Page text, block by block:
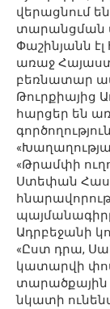
վերացնում
տարանցման
Փաշինյանն
առաջ
բեռնատար
Թուրքիայից
հարցեր են
«Թրամփի
Ստեփան
Ադրբեջանի
«Ըստ դրա,
կատարվի
նկատի